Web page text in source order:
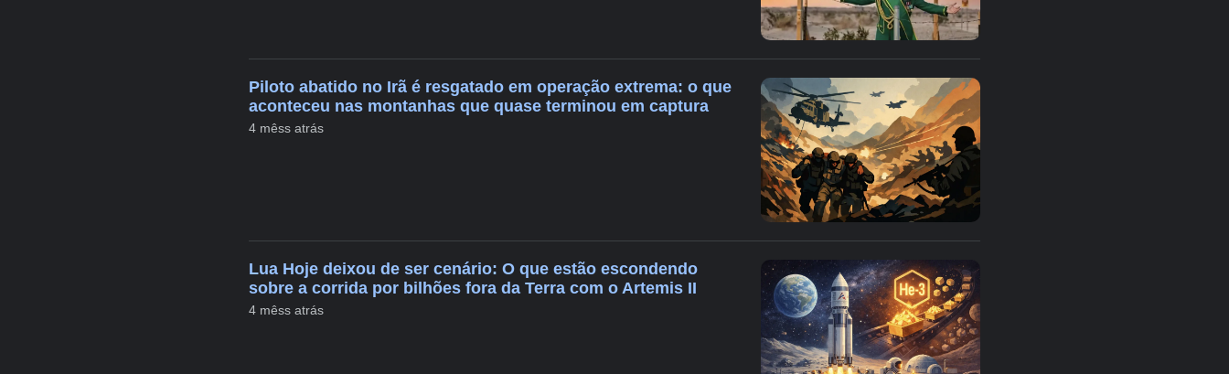
Piloto abatido no Irã é resgatado em operação extrema: o que
aconteceu nas montanhas que quase terminou em captura
4 mêss atrás
Lua Hoje deixou de ser cenário: O que estão escondendo
sobre a corrida por bilhões fora da Terra com o Artemis II
4 mêss atrás